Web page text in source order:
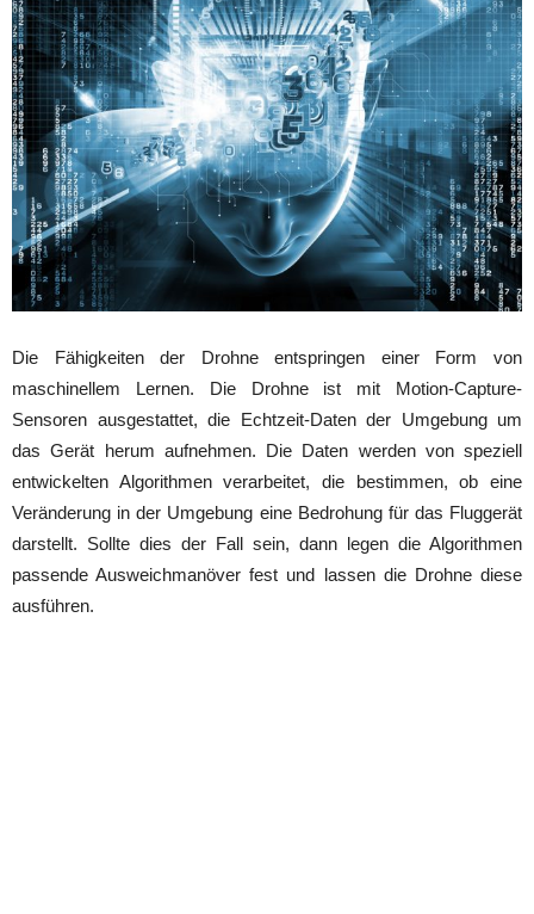
Die Fähigkeiten der Drohne entspringen einer Form von
maschinellem Lernen. Die Drohne ist mit Motion-Capture-
Sensoren ausgestattet, die Echtzeit-Daten der Umgebung um
das Gerät herum aufnehmen. Die Daten werden von speziell
entwickelten Algorithmen verarbeitet, die bestimmen, ob eine
Veränderung in der Umgebung eine Bedrohung für das Fluggerät
darstellt. Sollte dies der Fall sein, dann legen die Algorithmen
passende Ausweichmanöver fest und lassen die Drohne diese
ausführen.